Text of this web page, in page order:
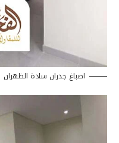
اصباغ جدران سادة الظهران